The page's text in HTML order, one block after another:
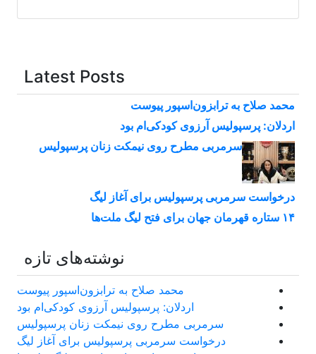
Latest Posts
محمد صلاح به ترابزون‌اسپور پیوست
اردلان: پرسپولیس آرزوی کودکی‌ام بود
سرمربی مطرح روی نیمکت زنان پرسپولیس
درخواست سرمربی پرسپولیس برای آغاز لیگ
۱۴ ستاره قهرمان جهان برای فتح لیگ ملت‌ها
نوشته‌های تازه
محمد صلاح به ترابزون‌اسپور پیوست
اردلان: پرسپولیس آرزوی کودکی‌ام بود
سرمربی مطرح روی نیمکت زنان پرسپولیس
درخواست سرمربی پرسپولیس برای آغاز لیگ